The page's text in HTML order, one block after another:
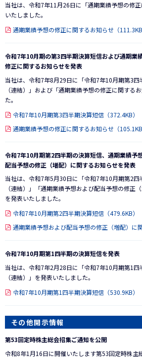
当社は、令和7年11月26日に「通期業績予想の修
いたしました。
通期業績予想の修正に関するお知らせ（111.3KB
令和7年10月期の第3四半期決算短信および通期業
修正に関するお知らせを発表
当社は、令和7年8月29日に「令和7年10月期第3四
（連結）」および「通期業績予想の修正に関する
た。
令和7年10月期第3四半期決算短信（372.4KB）
通期業績予想の修正に関するお知らせ（105.1KB
令和7年10月期第2四半期の決算短信、通期業績予
配当予想の修正（増配）に関するお知らせを発表
当社は、令和7年5月30日に「令和7年10月期第2四
（連結）」「通期業績予想および配当予想の修正
を発表いたしました。
令和7年10月期第2四半期決算短信（479.6KB）
通期業績予想および配当予想の修正（増配）に
令和7年10月期第1四半期の決算短信を発表
当社は、令和7年2月28日に「令和7年10月期第1四
（連結）」を発表いたしました。
令和7年10月期第1四半期決算短信（530.9KB）
その他開示情報
第53回定時株主総会招集ご通知を公開
令和8年1月16日に開催いたします第53回定時株主